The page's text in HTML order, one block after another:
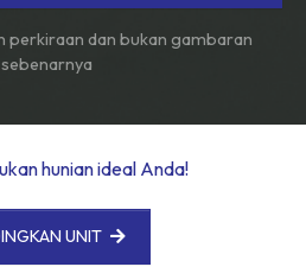
perkiraan dan bukan gambaran
hunian ideal Anda!
UNIT